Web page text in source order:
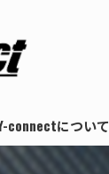
connectについて